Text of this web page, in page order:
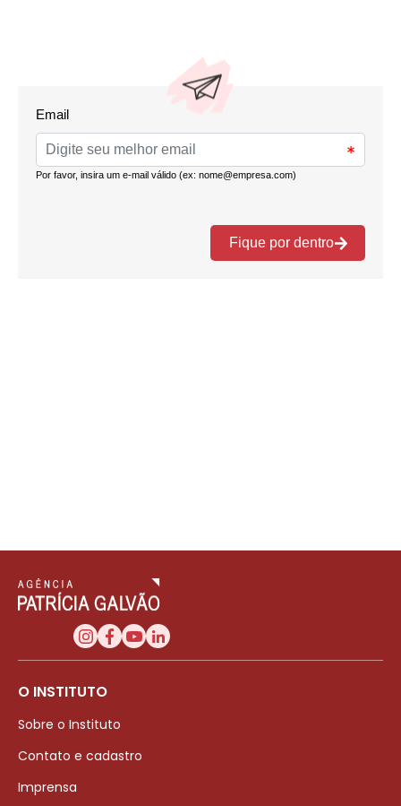
O INSTITUTO
Sobre o Instituto
Contato e cadastro
Imprensa